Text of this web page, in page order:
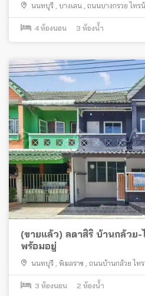
นนทบุรี บางเลน ถนนบางกรวย ไทร
4 ห้องนอน 3 ห้องน้ำ
(ขายแล้ว) ลดาสิริ บ้านกล้วย-
พร้อมอยู่
นนทบุรี พิมลราช ถนนบ้านกล้วย ไท
3 ห้องนอน 2 ห้องน้ำ